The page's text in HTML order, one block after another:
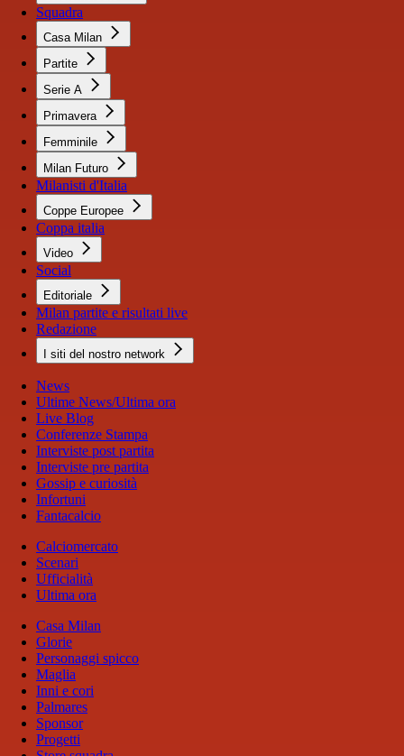
Squadra
Casa Milan
Partite
Serie A
Primavera
Femminile
Milan Futuro
Milanisti d'Italia
Coppe Europee
Coppa italia
Video
Social
Editoriale
Milan partite e risultati live
Redazione
I siti del nostro network
News
Ultime News/Ultima ora
Live Blog
Conferenze Stampa
Interviste post partita
Interviste pre partita
Gossip e curiosità
Infortuni
Fantacalcio
Calciomercato
Scenari
Ufficialità
Ultima ora
Casa Milan
Glorie
Personaggi spicco
Maglia
Inni e cori
Palmares
Sponsor
Progetti